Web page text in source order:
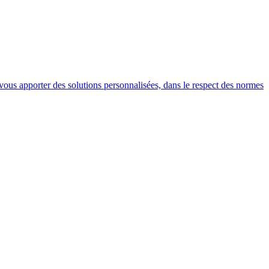
apporter des solutions personnalisées, dans le respect des normes